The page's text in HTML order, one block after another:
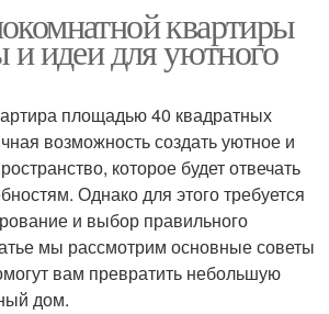
квартиры
и идеи для уютного
площадью 40 квадратных
возможность создать уютное и
которое будет отвечать
Однако для этого требуется
и выбор правильного
мы рассмотрим основные советы
вам превратить небольшую
дом.